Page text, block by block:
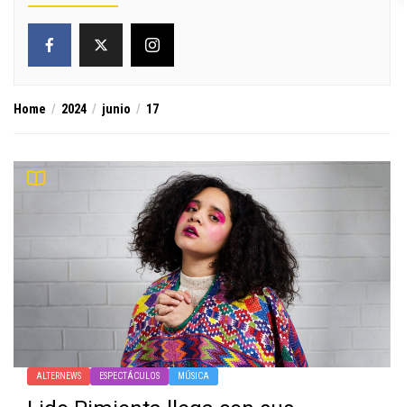
Home 2024 junio 17
ALTERNEWS ESPECTÁCULOS MÚSICA